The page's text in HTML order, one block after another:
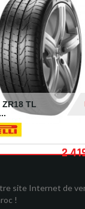
ZR18 TL
2
site Internet de
!